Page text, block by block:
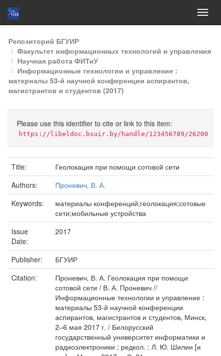
Skip
navigation
Репозиторий БГУИР
Факультет информационных технологий и управления
Научная работа ФИТиУ
Информационные технологии и управление :
материалы 53-й научной конференции аспирантов,
магистрантов и студентов (2017)
Please use this identifier to cite or link to this item:
https://libeldoc.bsuir.by/handle/123456789/26200
Title:
Геолокация при помощи сотовой сети
Authors:
Проневич, В. А.
Keywords:
материалы конференций;геолокация;сотовые
сети;мобильные устройства
Issue
Date:
2017
Publisher:
БГУИР
Citation:
Проневич, В. А. Геолокация при помощи
сотовой сети / В. А. Проневич //
Информационные технологии и управление :
материалы 53-й научной конференции
аспирантов, магистрантов и студентов, Минск,
2–6 мая 2017 г. / Белорусский
государственный университет информатики и
радиоэлектроники ; редкол. : Л. Ю. Шилин [и